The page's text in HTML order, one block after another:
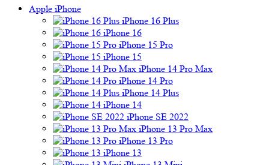
Apple iPhone
iPhone 16 Plus
iPhone 16
iPhone 15 Pro
iPhone 15
iPhone 14 Pro Max
iPhone 14 Pro
iPhone 14 Plus
iPhone 14
iPhone SE 2022
iPhone 13 Pro Max
iPhone 13 Pro
iPhone 13